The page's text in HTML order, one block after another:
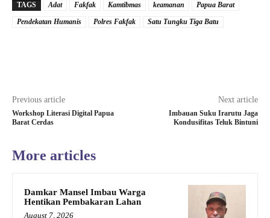
TAGS Adat Fakfak Kamtibmas keamanan
Papua Barat
Pendekatan Humanis
Polres Fakfak Satu Tungku Tiga Batu
Previous article
Workshop Literasi Digital Papua
Barat Cerdas
Next article
Imbauan Suku Irarutu Jaga
Kondusifitas Teluk Bintuni
More articles
Damkar Mansel Imbau Warga
Hentikan Pembakaran Lahan
August 7, 2026